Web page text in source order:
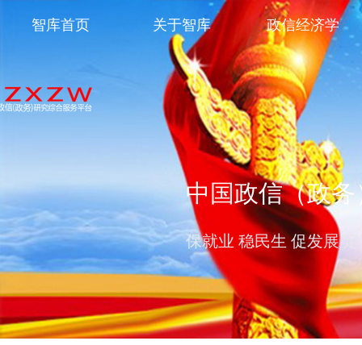
中国政信（政
保就业 稳民生 促发展
智库首页 关于智库 政信经济学